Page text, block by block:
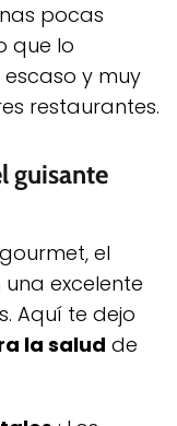
pocas
que lo
y muy
restaurantes.
guisante
el
excelente
Aquí te dejo
la salud de